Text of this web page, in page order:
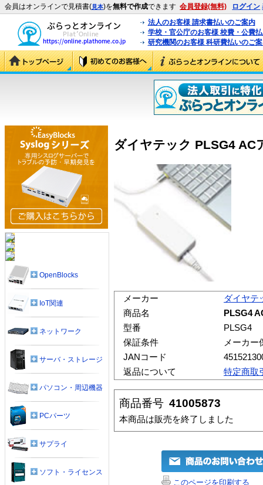
会員はオンラインで見積書(見本)を無料で作成できます 会員登録(無料) ログイン
法人のお客様 請求書払いのご案内
学校・官公庁のお客様 校費・公費
研究機関のお客様 科研費払いのご
ダイヤテック PLSG4 AC
メーカー
ダイヤテ
商品名
PLSG4
型番
PLSG4
保証条件
メーカー
JANコード
返品について
特定商取
商品番号 41005873
本商品は販売を終了しました
このページを印刷する
OpenBlocks
IoT関連
ネットワーク
サーバ・ストレージ
パソコン・周辺機器
PCパーツ
サプライ
ソフト・ライセンス